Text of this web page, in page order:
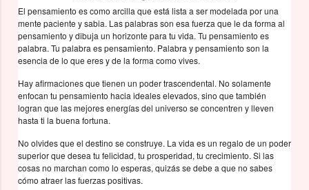
El pensamiento es como arcilla que está lista a ser modelada por una
mente paciente y sabia. Las palabras son esa fuerza que le da forma al
pensamiento y dibuja un horizonte para tu vida. Tu pensamiento es
palabra. Tu palabra es pensamiento. Palabra y pensamiento son la
esencia de lo que eres y de la forma como vives.
Hay afirmaciones que tienen un poder trascendental. No solamente
enfocan tu pensamiento hacia ideales elevados, sino que también
logran que las mejores energías del universo se concentren y lleven
hasta ti la buena fortuna.
No olvides que el destino se construye. La vida es un regalo de un poder
superior que desea tu felicidad, tu prosperidad, tu crecimiento. Si las
cosas no marchan como lo esperas, quizás se debe a que no sabes
cómo atraer las fuerzas positivas.